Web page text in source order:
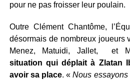
pour ne pas froisser leur poulain.
Outre Clément Chantôme,
désormais de nombreux joueurs
Menez, Matuidi, Jallet, et
situation qui déplait à Zlatan
avoir sa place. «Nous essayons